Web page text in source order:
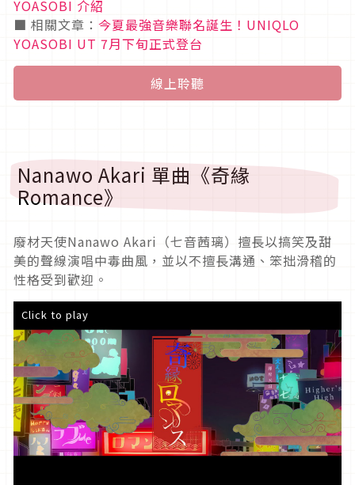
YOASOBI 介紹
■ 相關文章： 今夏最強音樂聯名誕生！UNIQLO
YOASOBI UT 7月下旬正式登台
線上聆聽
Nanawo Akari 單曲《奇緣
Romance》
廢材天使Nanawo Akari（七音茜璃）擅長以搞笑及甜
美的聲線演唱中毒曲風，並以不擅長溝通、笨拙滑稽的
性格受到歡迎。
Click to play